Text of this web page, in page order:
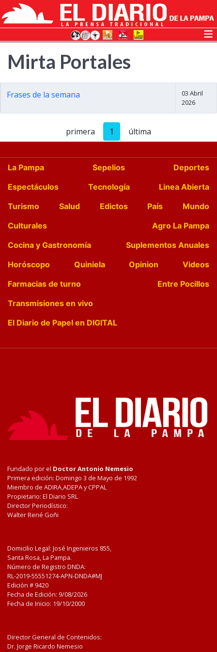
Mirta Portales
Frases de la semana
03 Abril
2026
primera 1 última
La Pampa Sepelios
Deportes
Espectáculos
Tecnología
Linea Abierta
Turismo
Salud Edictos País
Mundo
Culturales
Agro La Pampa
Cocina y Gastronomía
Suplementos Anuales
Horóscopo
Quiniela Opinion
Videos
Farmacias de turno
Entre Pocillos
Transmisiones en vivo
El Diario de Papel en DIGITAL
Fundado por el Doctor Antonio Nemesio
Primera edición: Domingo 3 de Mayo de 1992
Miembro de ADIRA,ADEPA y CPPAL
Propietario: El Diario SRL
Director Periodístico:
Walter René Goñi
Domicilio Legal: José Ingenieros 855,
Santa Rosa, La Pampa.
Número de Registro DNDA:
RL-2019-55551274-APN-DNDA#MJ
Edición # 9420
Fecha de Edición: 9/08/2026
Fecha de Inicio: 19/10/2000
Director General de Contenidos:
Dr. Jorge Ricardo Nemesio